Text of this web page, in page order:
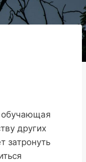
обучающая
других
затронуть